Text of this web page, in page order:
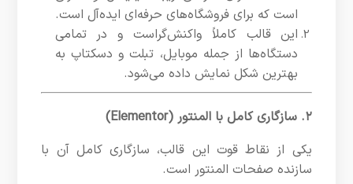
است که برای فروشگاه‌های حرفه‌ای ایده‌آل است.
این قالب کاملاً واکنش‌گراست و در تمامی
دستگاه‌ها از جمله موبایل، تبلت و دسکتاپ به
بهترین شکل نمایش داده می‌شود.
۲. سازگاری کامل با المنتور (Elementor)
یکی از نقاط قوت این قالب، سازگاری کامل آن با
سازنده صفحات المنتور است.